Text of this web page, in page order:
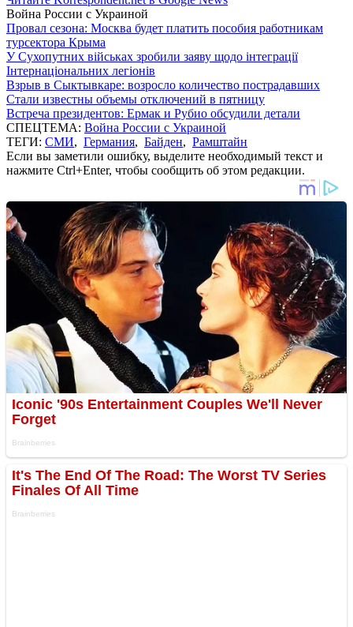
Война России с Украиной
Провал сезона: Москва будет платить пособия работникам
турсектора Крыма
У Сухопутних військах зробили заяву щодо інтеграції
Інтернаціональних легіонів
Взрыв в Сыктывкаре: возросло количество пострадавших
Стали известны объемы отключений в пятницу
Встреча президентов: Ермак и Рубио обсудили детали
СПЕЦТЕМА: Война России с Украиной
ТЕГИ: СМИ, Германия, Байден, Рамштайн
Если вы заметили ошибку, выделите необходимый текст и
нажмите Ctrl+Enter, чтобы сообщить об этом редакции.